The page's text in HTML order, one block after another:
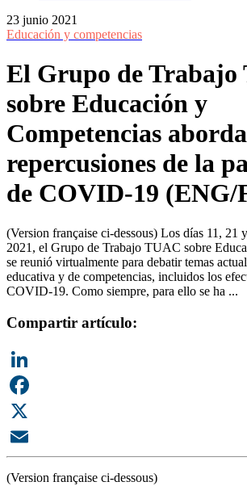
23 junio 2021
Educación y competencias
El Grupo de Trabajo
sobre Educación y
Competencias
repercusiones de la
de COVID-19 (ENG/
(Version française ci-dessous) Los días 11, 21
2021, el Grupo de Trabajo TUAC sobre
se reunió virtualmente para debatir temas
educativa y de competencias, incluidos los
COVID-19. Como siempre, para ello se ha ...
Compartir artículo:
LinkedIn
Facebook
X
Email
(Version française ci-dessous)